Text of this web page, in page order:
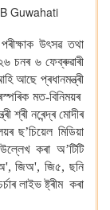
Guwahati
উৎসৱ তথা
চনৰ ৬ ফেব্ৰুৱাৰী
আছে প্ৰধানমন্ত্ৰী
মত-বিনিময়ৰ
শ্ৰী নৰেন্দ্ৰ মোদীৰ
ছ’চিয়েল মিডিয়া
কৰা অ’টিটি
জিঅ', জি৫, ছনি
লাইভ ষ্ট্ৰীম কৰা